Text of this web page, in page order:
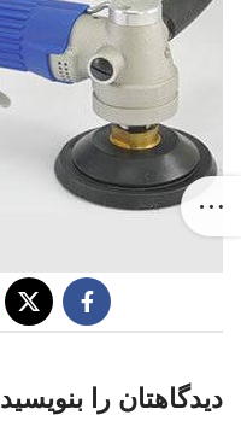
دیدگاهتان را بنویسید